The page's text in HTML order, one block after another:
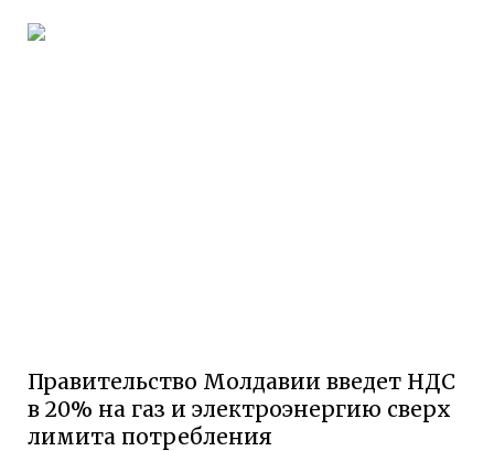
Правительство Молдавии введет НДС
в 20% на газ и электроэнергию сверх
лимита потребления